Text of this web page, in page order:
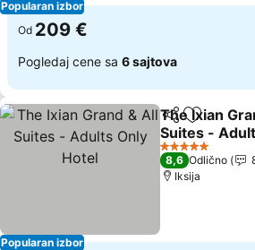
Popularan izbor
Od 209 €
Pogledaj cene sa 6 sajtova
Popularan izbor
Deli Dodati u
The Ixian
Suites -
5 Zvezdice
8,6 Odlično
Iksija